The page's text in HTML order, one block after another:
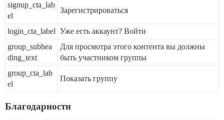
signup_cta_lab
el
Зарегистрироваться
login_cta_label Уже есть аккаунт? Войти
group_subhea
ding_text
Для просмотра этого контента вы должны
быть участником группы
group_cta_lab
el
Показать группу
Благодарности